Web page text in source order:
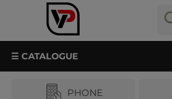
☰ CATALOGUE
PHONE